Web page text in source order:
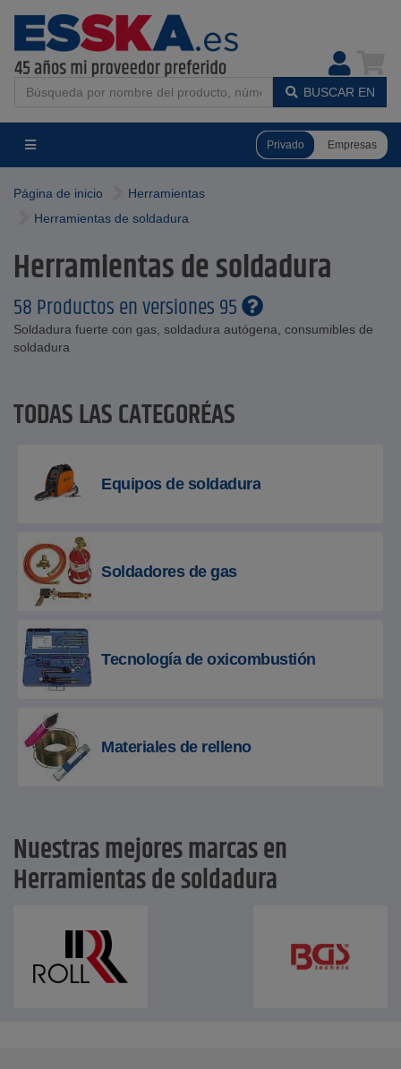
BUSCAR EN
Privado Empresas
Página de inicio
Herramientas
Herramientas de soldadura
Herramientas de soldadura
58 Productos en versiones 95
Soldadura fuerte con gas, soldadura autógena, consumibles de
soldadura
TODAS LAS CATEGORÍAS
Equipos de soldadura
Soldadores de gas
Tecnología de oxicombustión
Materiales de relleno
Nuestras mejores marcas en
Herramientas de soldadura